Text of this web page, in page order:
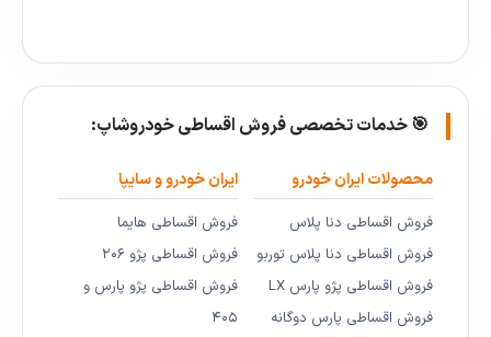
🎯 خدمات تخصصی فروش اقساطی خودروشاپ:
محصولات ایران خودرو
فروش اقساطی دنا پلاس
فروش اقساطی دنا پلاس توربو
فروش اقساطی پژو پارس LX
فروش اقساطی پارس دوگانه
ایران خودرو و سایپا
فروش اقساطی هایما
فروش اقساطی پژو ۲۰۶
فروش اقساطی پژو پارس و
۴۰۵